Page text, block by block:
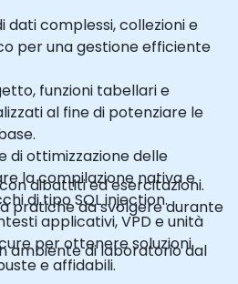
dati complessi, collezioni e
per una gestione efficiente
funzioni tabellari e
al fine di potenziare le
di ottimizzazione delle
la compilazione nativa e
di tipo SQL injection.
applicativi, VPD e unità
per ottenere soluzioni
e affidabili.
dibattiti ed esercitazioni.
pratiche da svolgere durante
ambiente di laboratorio dal